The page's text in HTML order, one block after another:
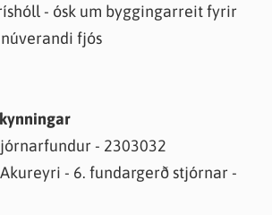
- ósk um byggingarreit fyrir
fjós
- 2303032
- 6. fundargerð stjórnar -